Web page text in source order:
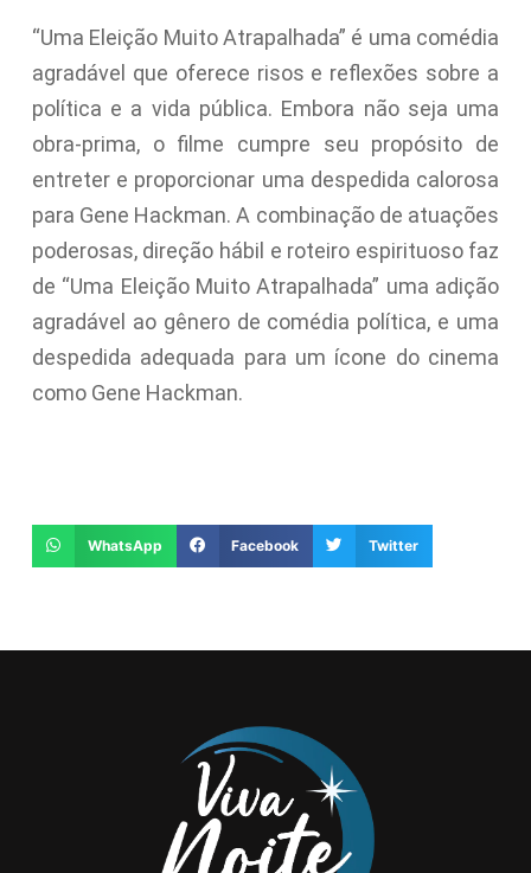
“Uma Eleição Muito Atrapalhada” é uma comédia
agradável que oferece risos e reflexões sobre a
política e a vida pública. Embora não seja uma
obra-prima, o filme cumpre seu propósito de
entreter e proporcionar uma despedida calorosa
para Gene Hackman. A combinação de atuações
poderosas, direção hábil e roteiro espirituoso faz
de “Uma Eleição Muito Atrapalhada” uma adição
agradável ao gênero de comédia política, e uma
despedida adequada para um ícone do cinema
como Gene Hackman.
WhatsApp Facebook Twitter